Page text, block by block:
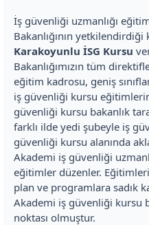
İş güvenliği uzmanlığı
Bakanlığının
Karakoyunlu İSG Kursu
Bakanlığımızın tüm
eğitim kadrosu, geniş
iş güvenliği kursu
güvenliği kursu bakanlık
farklı ilde yedi şubeyle iş
güvenliği kursu alanında
Akademi iş güvenliği
eğitimler düzenler.
plan ve programlara sadık
Akademi iş güvenliği kursu
noktası olmuştur.